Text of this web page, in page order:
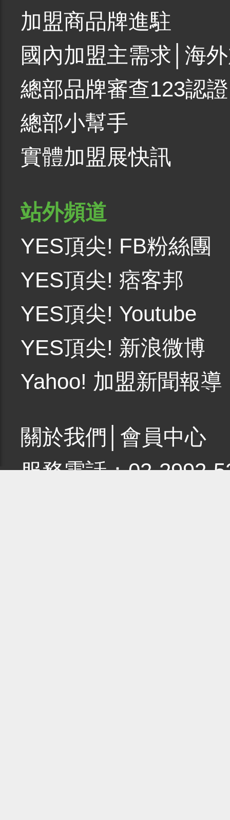
加盟商品牌進駐
國內加盟主需求 海
總部品牌審查123認證
總部小幫手
實體加盟展快訊
站外頻道
YES頂尖! FB粉絲團
YES頂尖! 痞客邦
YES頂尖! Youtube
YES頂尖! 新浪微博
Yahoo! 加盟新聞報導
關於我們
會員中心
服務電話：02-2992-